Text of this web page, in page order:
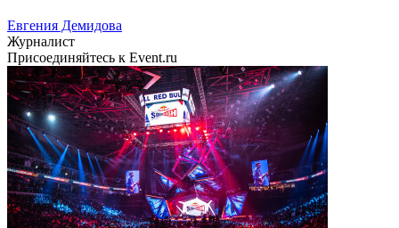
Евгения Демидова
Журналист
Присоединяйтесь к Event.ru